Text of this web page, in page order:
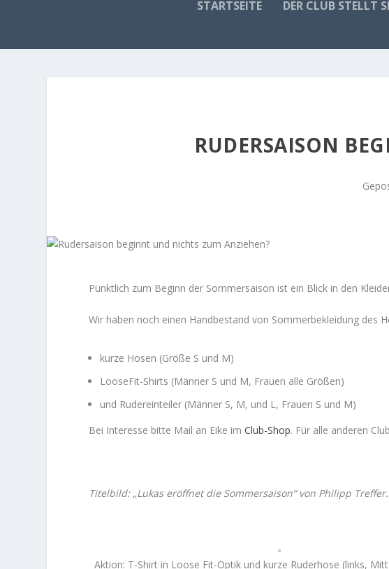
STARTSEITE DER CLUB STELLT
RUDERSAISON
Pünktlich zum Beginn der Sommersaison ist ein Blick in den
Wir haben noch einen Handbestand von Sommerbekleidung des
kurze Hosen (Größe S und M)
LooseFit-Shirts (Männer S und M, Frauen alle Größen)
und Rudereinteiler (Männer S, M, und L, Frauen S und M)
Bei Interesse bitte Mail an Eike imClub-Shop. Für alle anderen
Titelbild: „Lukas eröffnet die Sommersaison“ von Philipp Treffer.
Aktion: T-Shirt in Loose Fit-Optik und kurze Ruderhose (links,